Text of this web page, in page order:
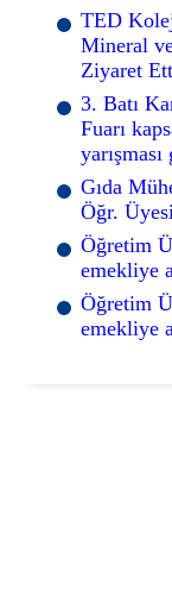
TED
Mineral
Ziyaret
3. Batı
Fuarı
Gıda
Öğr.
Öğretim
emekliye
Öğretim
emekliye